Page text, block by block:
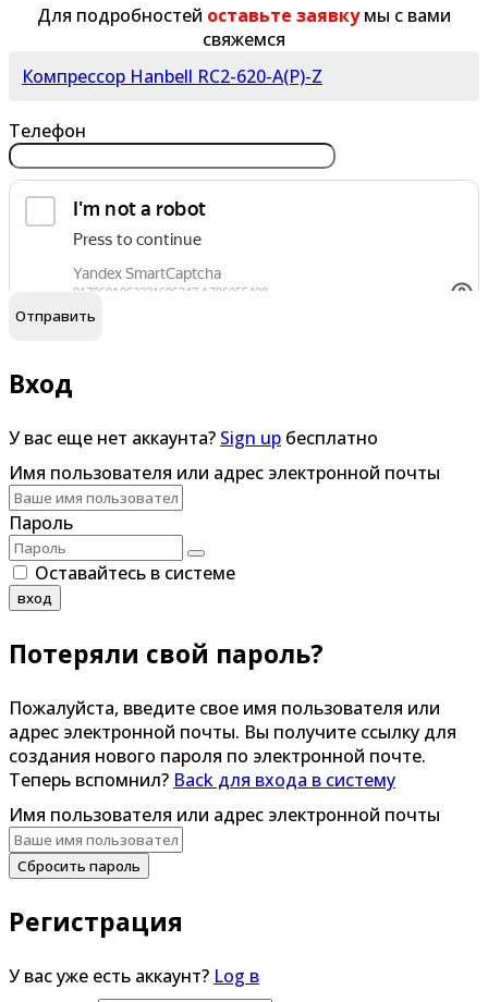
Для подробностей оставьте заявкумы с вами
свяжемся
Компрессор Hanbell RC2-620-A(P)-Z
Телефон
Я согласен наобработку персональных данных
Вход
У вас еще нет аккаунта? Sign up бесплатно
Имя пользователя или адрес электронной почты
Пароль
Оставайтесь в системе
вход
Потеряли свой пароль?
Пожалуйста, введите свое имя пользователя или
адрес электронной почты. Вы получите ссылку для
создания нового пароля по электронной почте.
Теперь вспомнил? Back для входа в систему
Имя пользователя или адрес электронной почты
Сбросить пароль
Регистрация
У вас уже есть аккаунт? Log в